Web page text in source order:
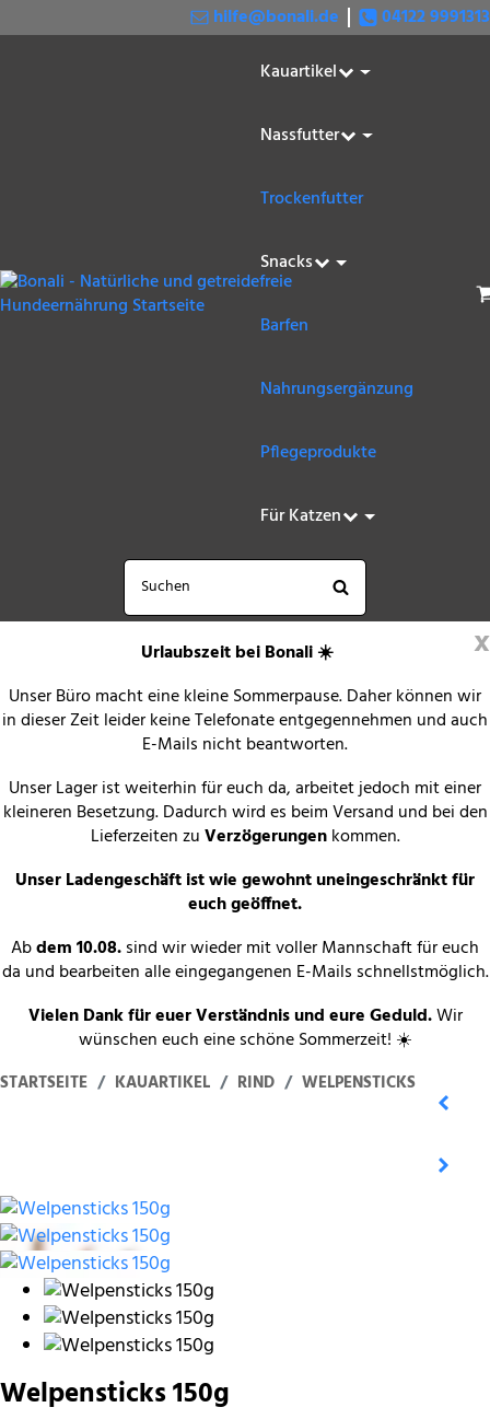
hilfe@bonali.de
04122 9991313
Kauartikel
Nassfutter
Trockenfutter
Snacks
Barfen
Nahrungsergänzung
Pflegeprodukte
Für Katzen
x
Urlaubszeit bei Bonali ☀️
Unser Büro macht eine kleine Sommerpause. Daher können wir
in dieser Zeit leider keine Telefonate entgegennehmen und auch
E-Mails nicht beantworten.
Unser Lager ist weiterhin für euch da, arbeitet jedoch mit einer
kleineren Besetzung. Dadurch wird es beim Versand und bei den
Lieferzeiten zuVerzögerungenkommen.
Unser Ladengeschäft ist wie gewohnt uneingeschränkt für
euch geöffnet.
Abdem 10.08.sind wir wieder mit voller Mannschaft für euch
da und bearbeiten alle eingegangenen E-Mails schnellstmöglich.
Vielen Dank für euer Verständnis und eure Geduld.Wir
wünschen euch eine schöne Sommerzeit! ☀️
STARTSEITE KAUARTIKEL RIND WELPENSTICKS
Welpensticks 150g